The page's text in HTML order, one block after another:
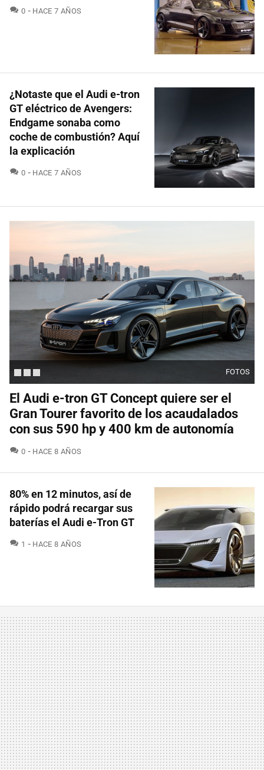
0 COMENTARIOS
HACE 7 AÑOS
¿Notaste que el Audi e-tron
GT eléctrico de Avengers:
Endgame sonaba como
coche de combustión? Aquí
la explicación
0 COMENTARIOS
HACE 7 AÑOS
FOTOS
El Audi e-tron GT Concept quiere ser el
Gran Tourer favorito de los acaudalados
con sus 590 hp y 400 km de autonomía
0 COMENTARIOS
HACE 8 AÑOS
80% en 12 minutos, así de
rápido podrá recargar sus
baterías el Audi e-Tron GT
1 COMENTARIOS
HACE 8 AÑOS